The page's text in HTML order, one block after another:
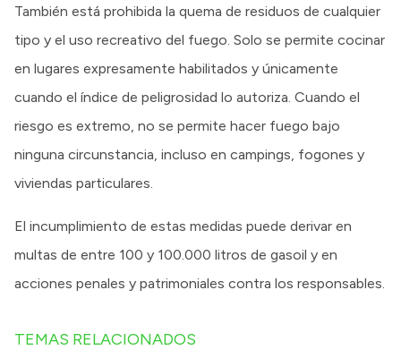
También está prohibida la quema de residuos de cualquier
tipo y el uso recreativo del fuego. Solo se permite cocinar
en lugares expresamente habilitados y únicamente
cuando el índice de peligrosidad lo autoriza. Cuando el
riesgo es extremo, no se permite hacer fuego bajo
ninguna circunstancia, incluso en campings, fogones y
viviendas particulares.
El incumplimiento de estas medidas puede derivar en
multas de entre 100 y 100.000 litros de gasoil y en
acciones penales y patrimoniales contra los responsables.
TEMAS RELACIONADOS